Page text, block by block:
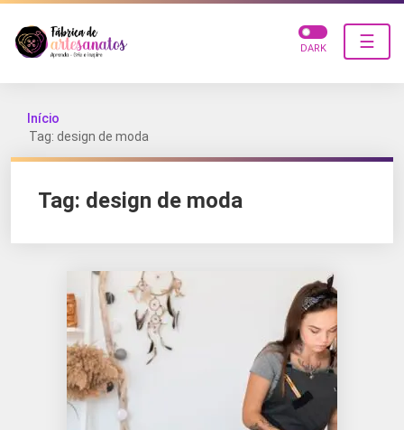
☰
DARK
Início
Tag: design de moda
Tag: design de moda